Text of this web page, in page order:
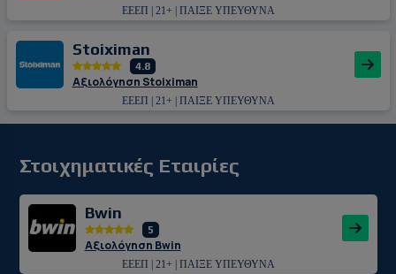
ΕΕΕΠ | 21+ | ΠΑΙΞΕ ΥΠΕΥΘΥΝΑ
Stoiximan
4.8
Αξιολόγηση Stoiximan
ΕΕΕΠ | 21+ | ΠΑΙΞΕ ΥΠΕΥΘΥΝΑ
Στοιχηματικές Εταιρίες
Bwin
5
Αξιολόγηση Bwin
ΕΕΕΠ | 21+ | ΠΑΙΞΕ ΥΠΕΥΘΥΝΑ